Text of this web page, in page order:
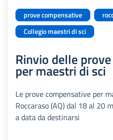
prove compensative
Collegio maestri di sci
Rinvio delle
per maestri di sci
Le prove compensative per
Roccaraso (AQ) dal 18 al 20
a data da destinarsi